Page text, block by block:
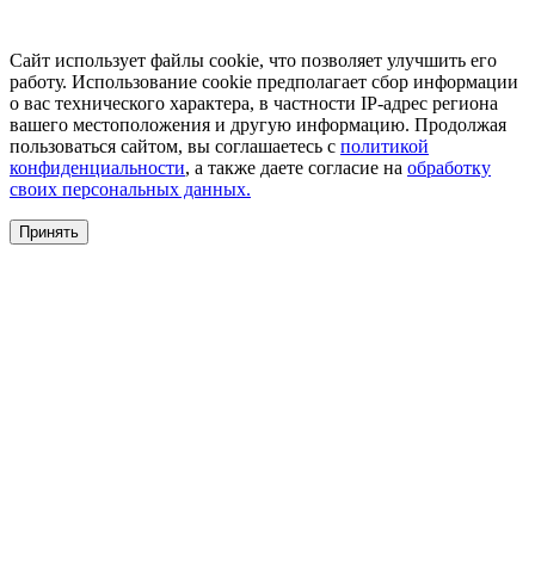
Сайт использует файлы cookie, что позволяет улучшить его
работу. Использование cookie предполагает сбор информации
о вас технического характера, в частности IP-адрес региона
вашего местоположения и другую информацию. Продолжая
пользоваться сайтом, вы соглашаетесь с политикой
конфиденциальности, а также даете согласие на обработку
своих персональных данных.
Принять